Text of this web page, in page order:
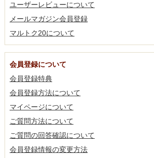
ユーザーレビューについて
メールマガジン会員登録
マルトク20について
会員登録について
会員登録特典
会員登録方法について
マイページについて
ご質問方法について
ご質問の回答確認について
会員登録情報の変更方法